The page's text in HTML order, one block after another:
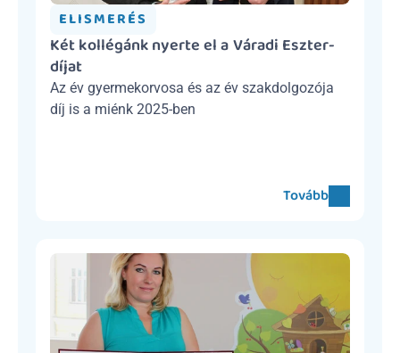
ELISMERÉS
Két kollégánk nyerte el a Váradi Eszter-
díjat
Az év gyermekorvosa és az év szakdolgozója
díj is a miénk 2025-ben
Tovább